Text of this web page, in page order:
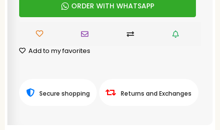
ORDER WITH WHATSAPP
Add to my favorites
Secure shopping Returns and Exchanges